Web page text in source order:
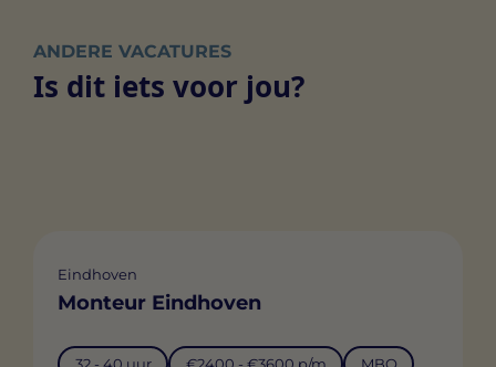
ANDERE VACATURES
Is dit iets voor jou?
Eindhoven
Monteur Eindhoven